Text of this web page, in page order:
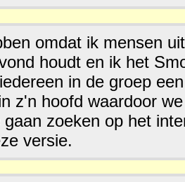
omdat ik mensen
houdt en ik het
in de groep
z'n hoofd waardoor
zoeken op het
versie.